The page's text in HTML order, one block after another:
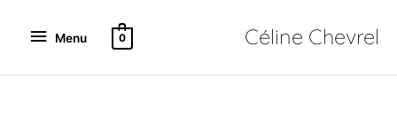
Céline Chevrel
Menu
Menu 0